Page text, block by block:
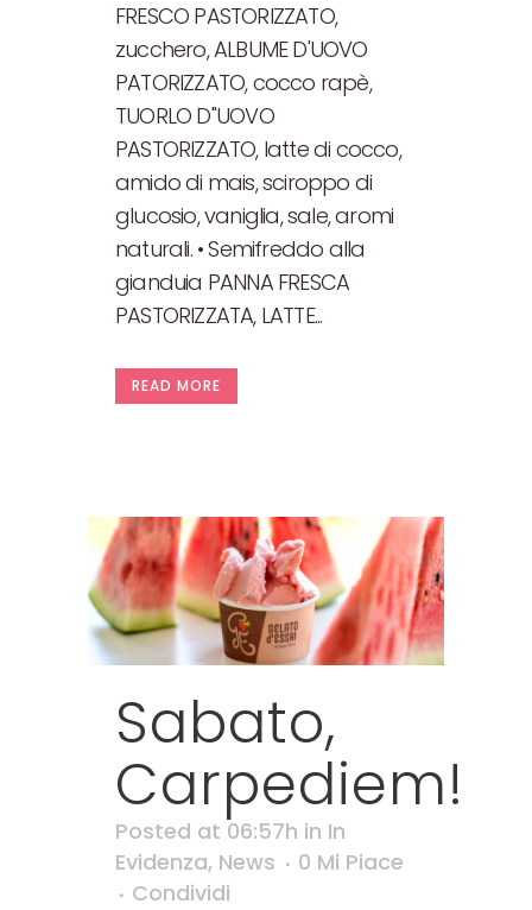
FRESCO PASTORIZZATO,
zucchero, ALBUME D'UOVO
PATORIZZATO, cocco rapè,
TUORLO D''UOVO
PASTORIZZATO, latte di cocco,
amido di mais, sciroppo di
glucosio, vaniglia, sale, aromi
naturali. • Semifreddo alla
gianduia PANNA FRESCA
PASTORIZZATA, LATTE...
READ MORE
Sabato,
Carpediem!
Posted at 06:57h in In
Evidenza, News 0 Mi Piace
Condividi